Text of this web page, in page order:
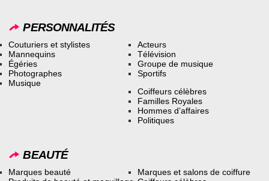
PERSONNALITÉS
Couturiers et stylistes
Mannequins
Égéries
Photographes
Musique
Acteurs
Télévision
Groupe de musique
Sportifs
Coiffeurs célèbres
Familles Royales
Hommes d’affaires
Politiques
BEAUTÉ
Marques beauté
Marques et salons de coiffure